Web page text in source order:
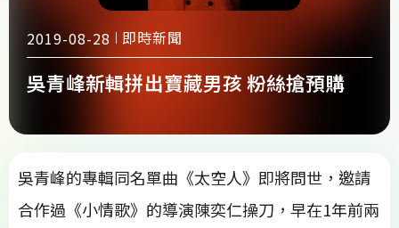
2019-08-28 即時新聞
吳青峰新輯拼出寶藏男孩 粉絲搶預購
吳青峰的專輯同名單曲《太空人》即將問世，邀請
合作過《小情歌》的導演陳奕仁操刀，早在1年前兩